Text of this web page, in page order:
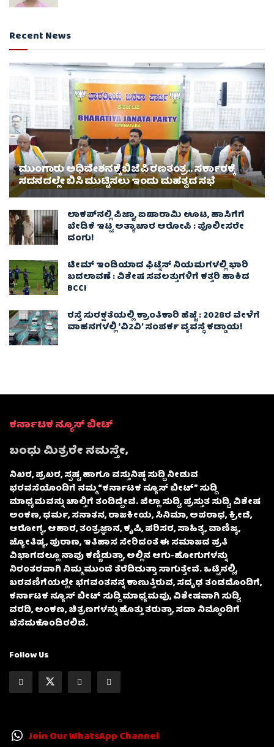
Recent News
ಮುಂಗಾರು ಅಧಿವೇಶನಕ್ಕೆ ಬಿಜೆಪಿ ರಣತಂತ್ರ.. ಸರ್ಕಾರಕ್ಕೆ
ಸದನದಲ್ಲೇ ಬಿಸಿ ಮುಟ್ಟಿಸಲು ಇಂದು ಮಹತ್ವದ ಸಭೆ
ಲಾಕಪ್‌ನಲ್ಲಿ ಪಿಜ್ಜಾ, ಐಷಾರಾಮಿ ಊಟ, ಹಾಸಿಗೆಗೆ
ಬೇಡಿಕೆ ಇಟ್ಟ ಅತ್ಯಾಚಾರ ಆರೋಪಿ : ಪೊಲೀಸರೇ
ದಂಗು!
ಟೀಮ್ ಇಂಡಿಯಾದ ಫಿಟ್ನೆಸ್ ನಿಯಮಗಳಲ್ಲಿ ಭಾರಿ
ಬದಲಾವಣೆ : ವಿಶೇಷ ಸವಲತ್ತುಗಳಿಗೆ ಕತ್ತರಿ ಹಾಕಿದ
BCCI
ರಸ್ತೆ ಸುರಕ್ಷತೆಯಲ್ಲಿ ಕ್ರಾಂತಿಕಾರಿ ಹೆಜ್ಜೆ : 2028ರ ವೇಳೆಗೆ
ವಾಹನಗಳಲ್ಲಿ ‘ವಿ2ವಿ’ ಸಂಪರ್ಕ ವ್ಯವಸ್ಥೆ ಕಡ್ಡಾಯ!
ಕರ್ನಾಟಕ ನ್ಯೂಸ್ ಬೀಟ್
ಬಂಧು ಮಿತ್ರರೇ ನಮಸ್ತೇ,
ನಿಖರ, ಪ್ರಖರ, ಸ್ಪಷ್ಟ ಹಾಗೂ ವಸ್ತುನಿಷ್ಠ ಸುದ್ದಿ ನೀಡುವ
ಭರವಸೆಯೊಂದಿಗೆ ನಮ್ಮ “ಕರ್ನಾಟಕ ನ್ಯೂಸ್ ಬೀಟ್” ಸುದ್ದಿ
ಮಾಧ್ಯಮವನ್ನು ಚಾಲ್ತಿಗೆ ತಂದಿದ್ದೇವೆ. ಜಿಲ್ಲಾ ಸುದ್ದಿ, ಪ್ರಸ್ತುತ ಸುದ್ದಿ, ವಿಶೇಷ
ಅಂಕಣ, ಧರ್ಮ, ಸನಾತನ, ರಾಜಕೀಯ, ಸಿನಿಮಾ, ಅಪರಾಧ, ಕ್ರೀಡೆ,
ಆರೋಗ್ಯ, ಆಹಾರ, ತಂತ್ರಜ್ಞಾನ, ಕೃಷಿ, ಪರಿಸರ, ಸಾಹಿತ್ಯ, ವಾಣಿಜ್ಯ,
ಜ್ಯೋತಿಷ್ಯ, ಪುರಾಣ, ಇತಿಹಾಸ ಸೇರಿದಂತೆ ಈ ಸಮಾಜದ ಪ್ರತಿ
ವಿಭಾಗದಲ್ಲೂ ನಾವು ಕಣ್ಣಿಡುತ್ತಾ, ಅಲ್ಲಿನ ಆಗು-ಹೋಗುಗಳನ್ನು
ನಿರಂತರವಾಗಿ ನಿಮ್ಮ ಮುಂದೆ ತೆರೆದಿಡುತ್ತಾ ಸಾಗುತ್ತೇವೆ. ಒಟ್ಟಿನಲ್ಲಿ,
ಬರವಣಿಗೆಯಲ್ಲೇ ಭಗವಂತನನ್ನ ಕಾಣುತ್ತಿರುವ, ಸದೃಢ ತಂಡದೊಂದಿಗೆ,
ಕರ್ನಾಟಕ ನ್ಯೂಸ್ ಬೀಟ್ ಸುದ್ದಿ ಮಾಧ್ಯಮವು, ವಿಶೇಷವಾಗಿ ಸುದ್ದಿ,
ವರದಿ, ಅಂಕಣ, ಚಿತ್ರಣಗಳನ್ನು ಹೊತ್ತು ತರುತ್ತಾ, ಸದಾ ನಿಮ್ಮೊಂದಿಗೆ
ಬೆಸೆದುಕೊಂಡಿರಲಿದೆ.
Follow Us
Join Our WhatsApp Channel